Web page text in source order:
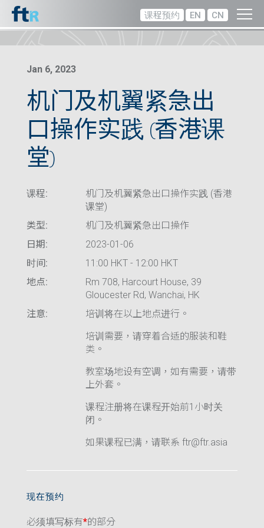
课程预约 EN CN
Jan 6, 2023
机门及机翼紧急出
口操作实践 (香港课
堂)
课程:
机门及机翼紧急出口操作实践 (香港
课堂)
类型:
机门及机翼紧急出口操作
日期:
2023-01-06
时间:
11:00 HKT - 12:00 HKT
地点:
Rm 708, Harcourt House, 39
Gloucester Rd, Wanchai, HK
注意:
培训将在以上地点进行。
培训需要，请穿着合适的服装和鞋
类。
教室场地设有空调，如有需要，请带
上外套。
课程注册将在课程开始前1小时关
闭。
如果课程已满，请联系 ftr@ftr.asia
现在预约
必须填写标有*的部分